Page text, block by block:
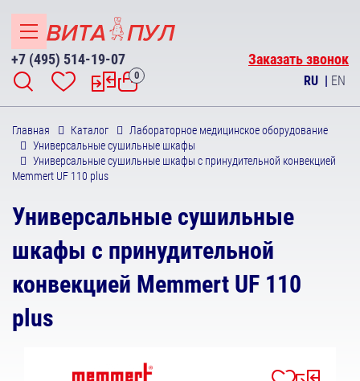
+7 (495) 514-19-07 Заказать звонок
0 RU | EN
Главная Каталог
Лабораторное медицинское оборудование
Универсальные сушильные шкафы
Универсальные сушильные шкафы с принудительной конвекцией
Memmert UF 110 plus
Универсальные сушильные
шкафы с принудительной
конвекцией Memmert UF 110
plus